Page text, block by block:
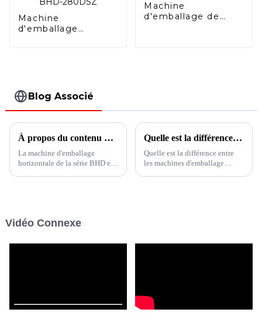
Machine
d'emballage
Machine
d'emballage de
Blog Associé
À propos du contenu de travail de la série BHD Machines d'emballage de sachets
La machine d'emballage
horizontale de la série BHD est
verseur, sachets façonnés,
Quelle est la différence entre les machines d’emballage verticales et horizontales ?
Quelle est la différence entre
les machines d'emballage
Vidéo Connexe